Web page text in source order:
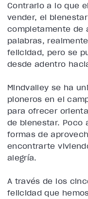
Contrario a lo que
vender, el
completamente de
palabras,
felicidad, pero se
desde adentro
Mindvalley se ha
pioneros en el
para ofrecer
de bienestar. Poco
formas de
encontrarte
alegría.
A través de los
felicidad que